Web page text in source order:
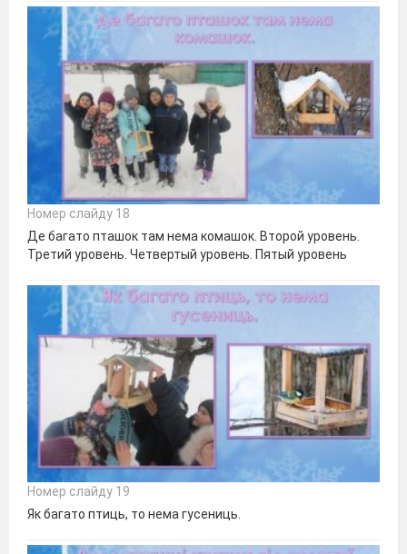
Номер слайду 18
Де багато пташок там нема комашок. Второй уровень.
Третий уровень. Четвертый уровень. Пятый уровень
Номер слайду 19
Як багато птиць, то нема гусениць.